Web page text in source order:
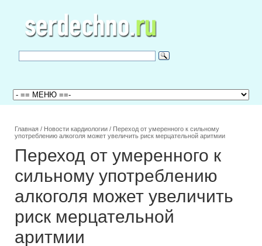
Главная / Новости кардиологии / Переход от умеренного к сильному
употреблению алкоголя может увеличить риск мерцательной аритмии
Переход от умеренного к
сильному употреблению
алкоголя может увеличить
риск мерцательной
аритмии